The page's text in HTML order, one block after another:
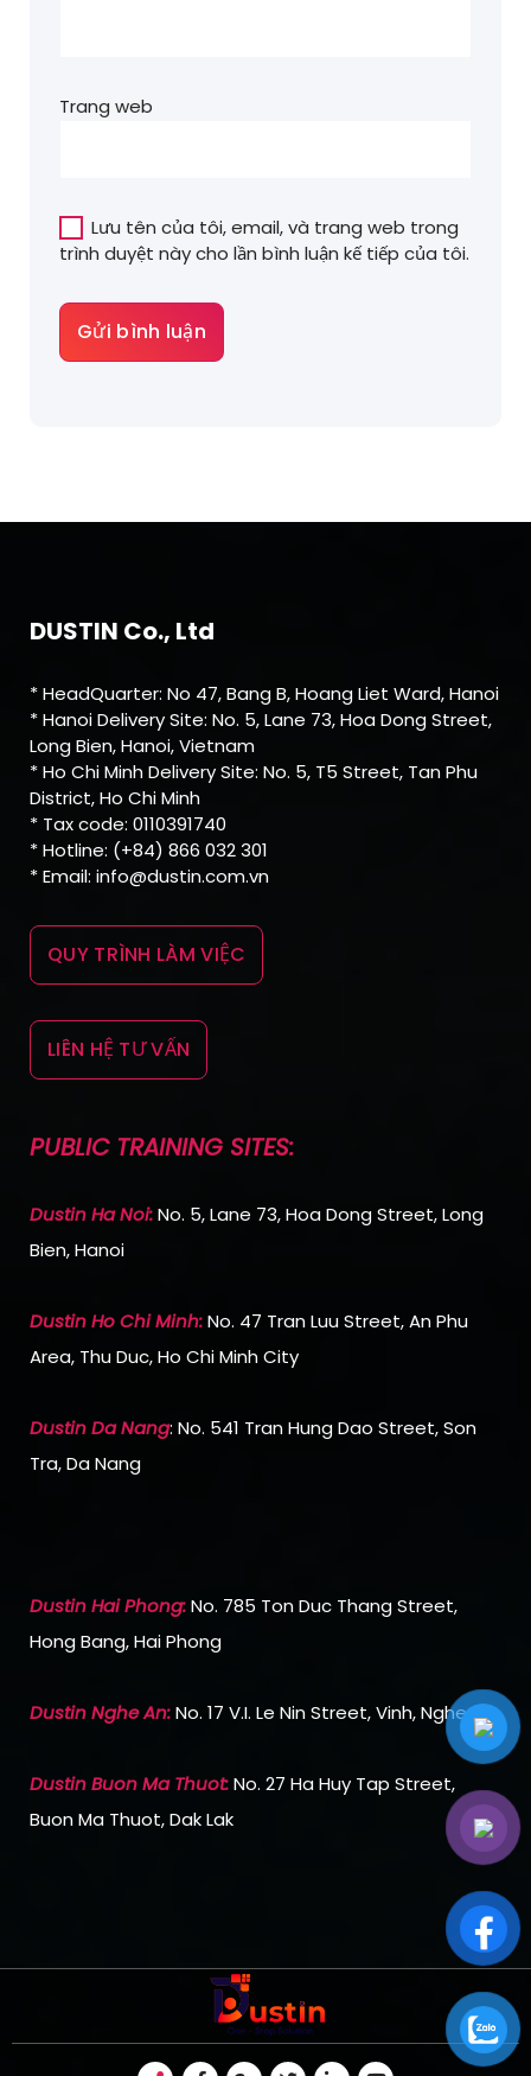
Trang web
Lưu tên của tôi, email, và trang web trong
trình duyệt này cho lần bình luận kế tiếp của tôi.
DUSTIN Co., Ltd
* HeadQuarter: No 47, Bang B, Hoang Liet Ward, Hanoi
* Hanoi Delivery Site: No. 5, Lane 73, Hoa Dong Street,
Long Bien, Hanoi, Vietnam
* Ho Chi Minh Delivery Site: No. 5, T5 Street, Tan Phu
District, Ho Chi Minh
* Tax code: 0110391740
* Hotline: (+84) 866 032 301
* Email: info@dustin.com.vn
QUY TRÌNH LÀM VIỆC
LIÊN HỆ TƯ VẤN
PUBLIC TRAINING SITES:
Dustin Ha Noi:No. 5, Lane 73, Hoa Dong Street, Long
Bien, Hanoi
Dustin Ho Chi Minh:No. 47 Tran Luu Street, An Phu
Area, Thu Duc, Ho Chi Minh City
Dustin Da Nang: No. 541 Tran Hung Dao Street, Son
Tra, Da Nang
Dustin Hai Phong:No. 785 Ton Duc Thang Street,
Hong Bang, Hai Phong
Dustin Nghe An:No. 17 V.I. Le Nin Street, Vinh, Nghe An
Dustin Buon Ma Thuot:No. 27 Ha Huy Tap Street,
Buon Ma Thuot, Dak Lak